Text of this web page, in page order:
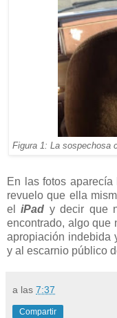
Figura 1: La sospechosa
En las fotos
revuelo que ella
eliPad y decir que
encontrado, algo que
apropiación indebida
y al escarnio público
a las 7:37
Compartir